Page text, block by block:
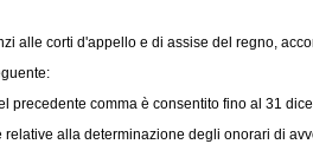
corti d'appello e di assise del regno,
comma è consentito fino al 31
alla determinazione degli onorari di